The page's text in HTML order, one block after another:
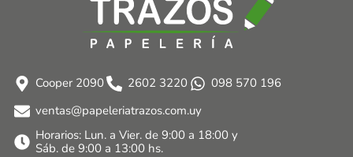
Cooper 2090 2602 3220
098 570 196
ventas@papeleriatrazos.com.uy
Horarios: Lun. a Vier. de 9:00 a 18:00 y
Sáb. de 9:00 a 13:00 hs.